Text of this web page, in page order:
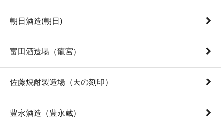
朝日酒造(朝日)
富田酒造場（龍宮）
佐藤焼酎製造場（天の刻印）
豊永酒造（豊永蔵）